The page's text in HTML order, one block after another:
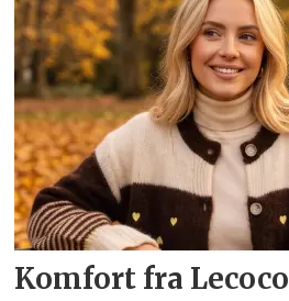
Komfort fra Lecoco